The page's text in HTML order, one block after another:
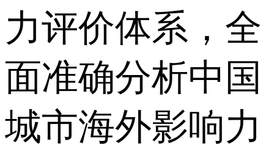
力评价体系，全
面准确分析中国
城市海外影响力